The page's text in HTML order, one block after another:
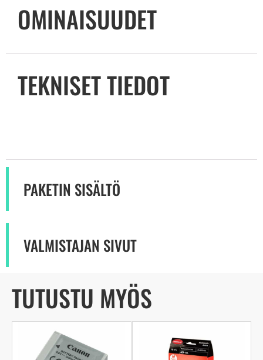
OMINAISUUDET
TEKNISET TIEDOT
PAKETIN SISÄLTÖ
VALMISTAJAN SIVUT
TUTUSTU MYÖS